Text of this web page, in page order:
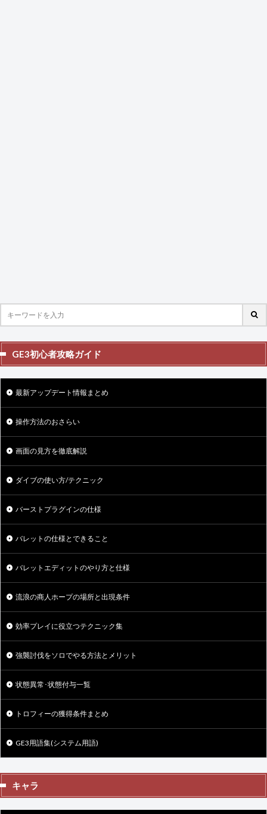
GE3初心者攻略ガイド
最新アップデート情報まとめ
操作方法のおさらい
画面の見方を徹底解説
ダイブの使い方/テクニック
バーストプラグインの仕様
バレットの仕様とできること
バレットエディットのやり方と仕様
流浪の商人ホープの場所と出現条件
効率プレイに役立つテクニック集
強襲討伐をソロでやる方法とメリット
状態異常･状態付与一覧
トロフィーの獲得条件まとめ
GE3用語集(システム用語)
キャラ